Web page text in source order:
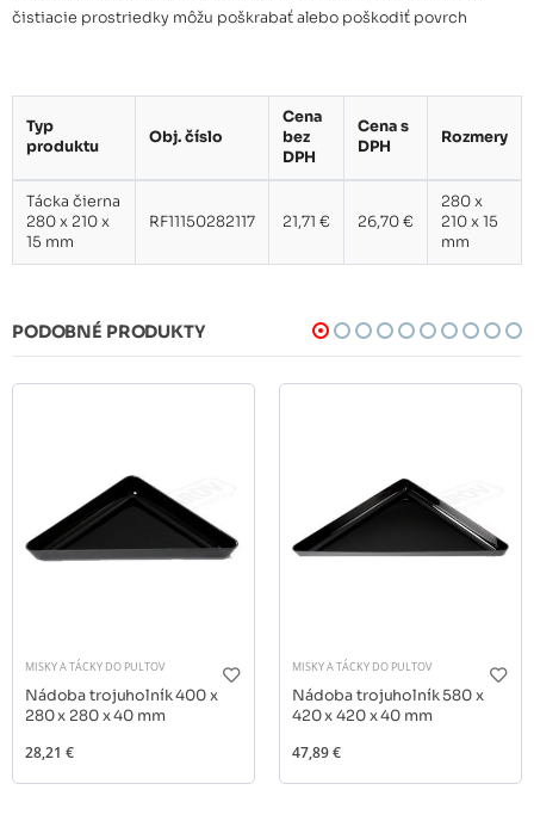
čistiacie prostriedky môžu poškrabať alebo poškodiť povrch
Typ
produktu
Obj. číslo
Cena
bez
DPH
Cena s
DPH
Rozmery
Tácka čierna
280 x 210 x
15 mm
RF11150282117 21,71 € 26,70 €
280 x
210 x 15
mm
PODOBNÉ PRODUKTY
MISKY A TÁCKY DO PULTOV
Nádoba trojuholník 400 x
280 x 280 x 40 mm
28,21 €
MISKY A TÁCKY DO PULTOV
Nádoba trojuholník 580 x
420 x 420 x 40 mm
47,89 €